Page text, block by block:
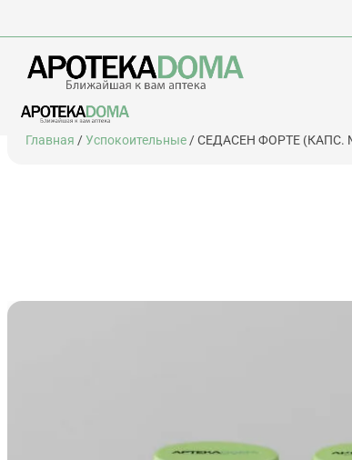
Перейти
Главная /Успокоительные / СЕДАСЕН ФОРТЕ (КАПС.